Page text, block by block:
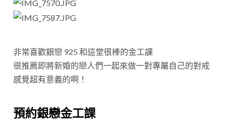
非常喜歡銀戀 925 和這堂很棒的金工課
很推薦即將新婚的戀人們一起來做一對專屬自己的對戒
感覺超有意義的啊！
預約銀戀金工課